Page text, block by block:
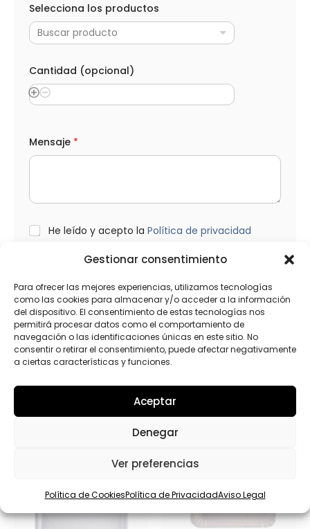
Gestionar consentimiento
Para ofrecer las mejores experiencias, utilizamos tecnologías
como las cookies para almacenar y/o acceder a la información
del dispositivo. El consentimiento de estas tecnologías nos
permitirá procesar datos como el comportamiento de
navegación o las identificaciones únicas en este sitio. No
consentir o retirar el consentimiento, puede afectar negativamente
a ciertas características y funciones.
Aceptar
Denegar
Ver preferencias
Política de CookiesPolítica de PrivacidadAviso Legal
(
o
c
o
n
a
l
Selecciona los productos
Buscar producto
Cantidad (opcional)
Mensaje *
L
He leído y acepto la Política de privacidad
Enviar